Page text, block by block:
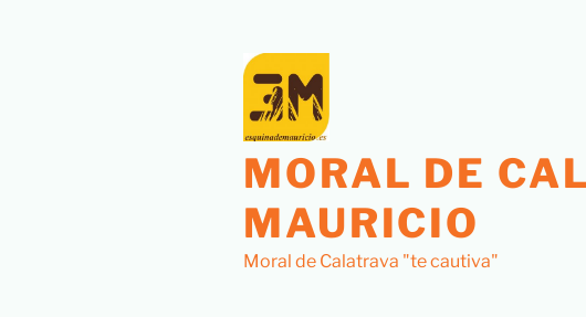
MORAL DE
MAURICIO
Moral de Calatrava "te cautiva"